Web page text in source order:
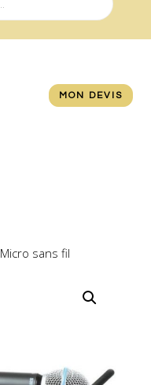
MON DEVIS
sans fil